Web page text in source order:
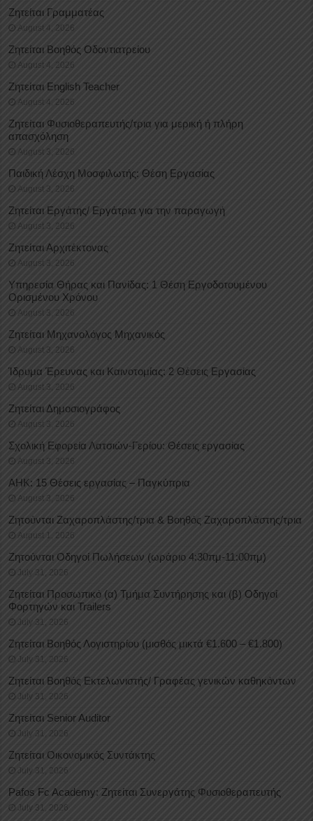
Ζητείται Γραμματέας
August 4, 2026
Ζητείται Βοηθός Οδοντιατρείου
August 4, 2026
Ζητείται English Teacher
August 4, 2026
Ζητείται Φυσιοθεραπευτής/τρια για μερική ή πλήρη
απασχόληση
August 3, 2026
Παιδική Λέσχη Μοσφιλωτής: Θέση Εργασίας
August 3, 2026
Ζητείται Εργάτης/ Εργάτρια για την παραγωγή
August 3, 2026
Ζητείται Αρχιτέκτονας
August 3, 2026
Υπηρεσία Θήρας και Πανίδας: 1 Θέση Eργοδοτουμένου
Oρισμένου Xρόνου
August 3, 2026
Ζητείται Μηχανολόγος Μηχανικός
August 3, 2026
Ίδρυμα Έρευνας και Καινοτομίας: 2 Θέσεις Εργασίας
August 3, 2026
Ζητείται Δημοσιογράφος
August 3, 2026
Σχολική Εφορεία Λατσιών-Γερίου: Θέσεις εργασίας
August 3, 2026
ΑΗΚ: 15 Θέσεις εργασίας – Παγκύπρια
August 3, 2026
Ζητούνται Ζαχαροπλάστης/τρια & Βοηθός Ζαχαροπλάστης/τρια
August 1, 2026
Ζητούνται Οδηγοί Πωλήσεων (ωράριο 4:30πμ-11:00πμ)
July 31, 2026
Ζητείται Προσωπικό (α) Τμήμα Συντήρησης και (β) Οδηγοί
Φορτηγών και Trailers
July 31, 2026
Ζητείται Βοηθός Λογιστηρίου (μισθός μικτά €1.600 – €1.800)
July 31, 2026
Ζητείται Βοηθός Εκτελωνιστής/ Γραφέας γενικών καθηκόντων
July 31, 2026
Ζητείται Senior Auditor
July 31, 2026
Ζητείται Οικονομικός Συντάκτης
July 31, 2026
Pafos Fc Academy: Ζητείται Συνεργάτης Φυσιοθεραπευτής
July 31, 2026